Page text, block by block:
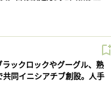
ラックロックやグーグル、熟
同イニシアチブ創設。人手